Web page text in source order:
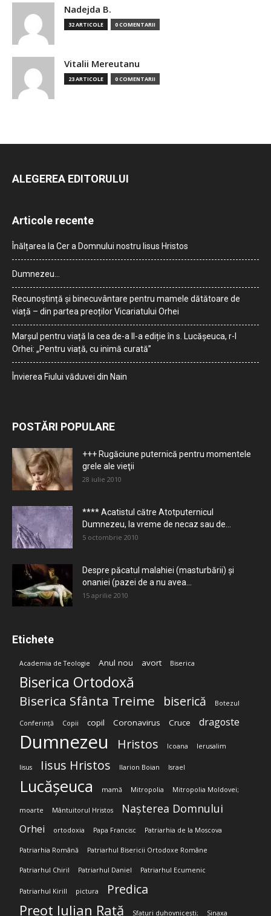
Nadejda B.
32 ARTICOLE 0 COMENTARII
Vitalii Mereutanu
23 ARTICOLE 0 COMENTARII
ALEGEREA EDITORULUI
Articole recente
Înălțarea la Cer a Domnului nostru Iisus Hristos
Dumnezeu…
Recunoștință și binecuvântare pentru mamele dătătoare de
viață – din partea preoților Vicariatului Orhei
Marșul pentru viață la cea de-a II-a ediție în s. Lucășeuca, r-l
Orhei: „Pentru viață, cu inimă curată”
Învierea Fiului văduvei din Nain
POSTĂRI POPULARE
+++ Rugăciune puternică pentru momentele
grele ale vieţii
28 iulie 2010
**** Acatistul către Atotputernicul
Dumnezeu, la vreme de necaz sau de...
5 octombrie 2010
Despre păcatul malahiei (masturbării) şi
onaniei (pazei de a nu avea...
15 aprilie 2010
Etichete
Academia de Teologie Anul nou avort Biserica
Biserica Ortodoxă
Biserica Sfânta Treime biserică Botezul
Conferință Copii copil Coronavirus Cruce dragoste
Dumnezeu Hristos Icoana Ierusalim
Iisus Iisus Hristos Ilarion Boian Israel
Lucășeuca mamă Mitropolia Mitropolia Moldovei;
moarte Mântuitorul Hristos Nașterea Domnului
Orhei ortodoxia Papa Francisc Patriarhia de la Moscova
Patriarhia Română Patriarhul Bisericii Ortodoxe Române
Patriarhul Chiril Patriarhul Daniel Patriarhul Ecumenic
Patriarhul Kirill pictura Predica
Preot Iulian Rață Sfaturi duhovnicești; Sinaxa